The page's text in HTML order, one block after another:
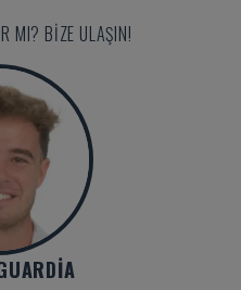
MI? BIZE ULAŞIN!